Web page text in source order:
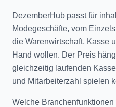
DezemberHub passt für
Modegeschäfte, vom
die Warenwirtschaft, Kasse
Hand wollen. Der Preis
gleichzeitig laufenden
und Mitarbeiterzahl spielen
Welche